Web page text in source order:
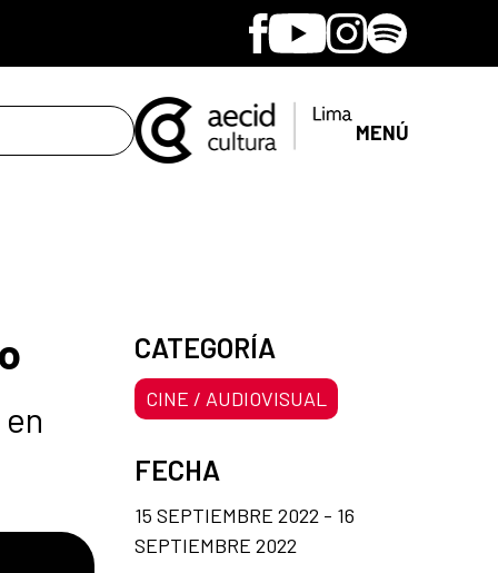
Facebook
YoutubeInstagram
Spotify
MENÚ
CATEGORÍA
CINE / AUDIOVISUAL
FECHA
15 SEPTIEMBRE 2022 - 16
SEPTIEMBRE 2022